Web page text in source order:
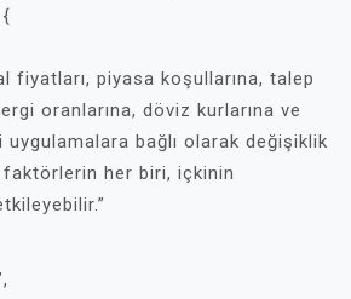
fiyatları, piyasa koşullarına, talep
oranlarına, döviz kurlarına ve
uygulamalara bağlı olarak değişiklik
her biri, içkinin